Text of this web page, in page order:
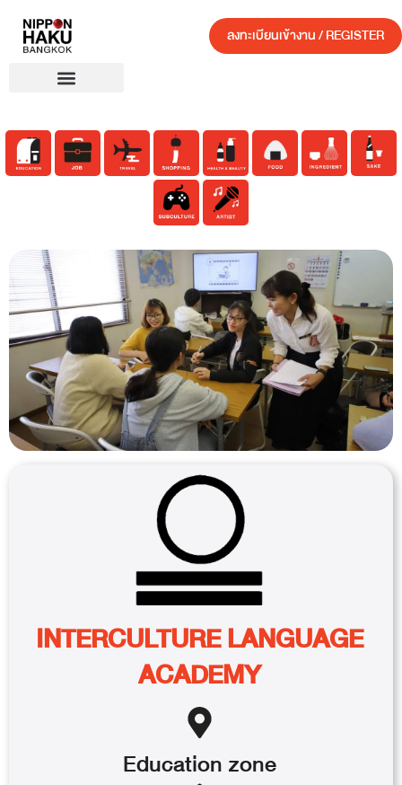
ลงทะเบียนเข้างาน / REGISTER
INTERCULTURE LANGUAGE
ACADEMY
Educationzone